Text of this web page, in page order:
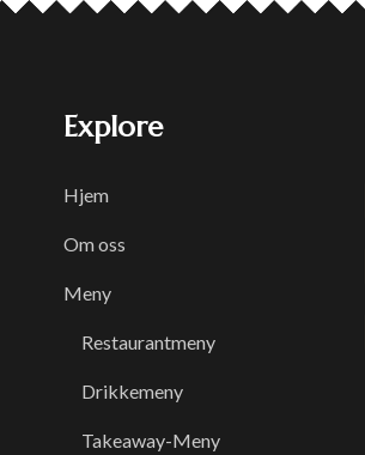
Explore
Hjem
Om oss
Meny
Restaurantmeny
Drikkemeny
Takeaway-Meny